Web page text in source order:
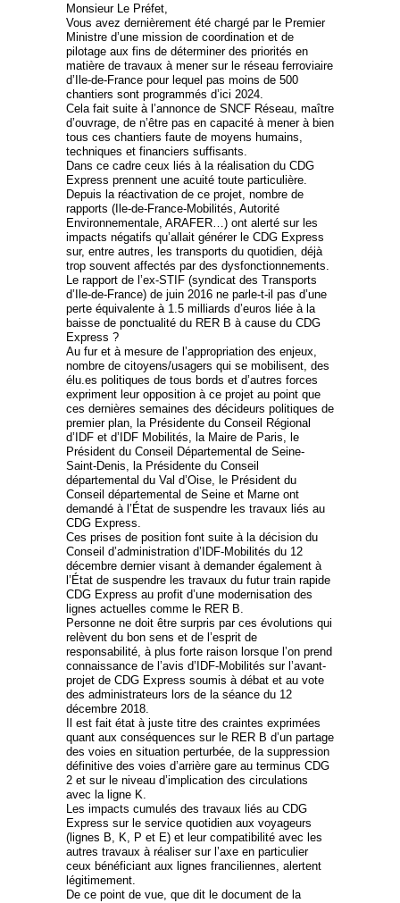
Monsieur Le Préfet,
Vous avez dernièrement été chargé par le Premier
Ministre d’une mission de coordination et de
pilotage aux fins de déterminer des priorités en
matière de travaux à mener sur le réseau ferroviaire
d’Ile-de-France pour lequel pas moins de 500
chantiers sont programmés d’ici 2024.
Cela fait suite à l’annonce de SNCF Réseau, maître
d’ouvrage, de n’être pas en capacité à mener à bien
tous ces chantiers faute de moyens humains,
techniques et financiers suffisants.
Dans ce cadre ceux liés à la réalisation du CDG
Express prennent une acuité toute particulière.
Depuis la réactivation de ce projet, nombre de
rapports (Ile-de-France-Mobilités, Autorité
Environnementale, ARAFER…) ont alerté sur les
impacts négatifs qu’allait générer le CDG Express
sur, entre autres, les transports du quotidien, déjà
trop souvent affectés par des dysfonctionnements.
Le rapport de l’ex-STIF (syndicat des Transports
d’Ile-de-France) de juin 2016 ne parle-t-il pas d’une
perte équivalente à 1.5 milliards d’euros liée à la
baisse de ponctualité du RER B à cause du CDG
Express ?
Au fur et à mesure de l’appropriation des enjeux,
nombre de citoyens/usagers qui se mobilisent, des
élu.es politiques de tous bords et d’autres forces
expriment leur opposition à ce projet au point que
ces dernières semaines des décideurs politiques de
premier plan, la Présidente du Conseil Régional
d’IDF et d’IDF Mobilités, la Maire de Paris, le
Président du Conseil Départemental de Seine-
Saint-Denis, la Présidente du Conseil
départemental du Val d’Oise, le Président du
Conseil départemental de Seine et Marne ont
demandé à l’État de suspendre les travaux liés au
CDG Express.
Ces prises de position font suite à la décision du
Conseil d’administration d’IDF-Mobilités du 12
décembre dernier visant à demander également à
l’État de suspendre les travaux du futur train rapide
CDG Express au profit d’une modernisation des
lignes actuelles comme le RER B.
Personne ne doit être surpris par ces évolutions qui
relèvent du bon sens et de l’esprit de
responsabilité, à plus forte raison lorsque l’on prend
connaissance de l’avis d’IDF-Mobilités sur l’avant-
projet de CDG Express soumis à débat et au vote
des administrateurs lors de la séance du 12
décembre 2018.
Il est fait état à juste titre des craintes exprimées
quant aux conséquences sur le RER B d’un partage
des voies en situation perturbée, de la suppression
définitive des voies d’arrière gare au terminus CDG
2 et sur le niveau d’implication des circulations
avec la ligne K.
Les impacts cumulés des travaux liés au CDG
Express sur le service quotidien aux voyageurs
(lignes B, K, P et E) et leur compatibilité avec les
autres travaux à réaliser sur l’axe en particulier
ceux bénéficiant aux lignes franciliennes, alertent
légitimement.
De ce point de vue, que dit le document de la